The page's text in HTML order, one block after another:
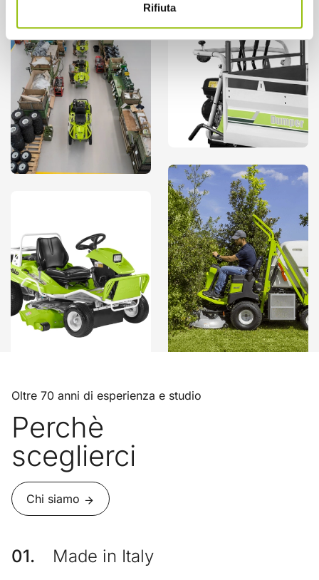
Rifiuta
Oltre 70 anni di esperienza e studio
Perchè
sceglierci
Chi siamo
Made in Italy